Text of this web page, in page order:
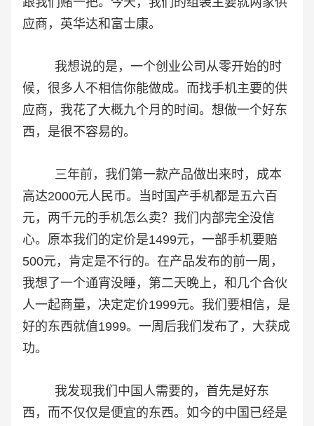
应商，英华达和富士康。
我想说的是，一个创业公司从零开始的时
候，很多人不相信你能做成。而找手机主要的供
应商，我花了大概九个月的时间。想做一个好东
西，是很不容易的。
三年前，我们第一款产品做出来时，成本
高达2000元人民币。当时国产手机都是五六百
元，两千元的手机怎么卖？我们内部完全没信
心。原本我们的定价是1499元，一部手机要赔
500元，肯定是不行的。在产品发布的前一周，
我想了一个通宵没睡，第二天晚上，和几个合伙
人一起商量，决定定价1999元。我们要相信，是
好的东西就值1999。一周后我们发布了，大获成
功。
我发现我们中国人需要的，首先是好东
西，而不仅仅是便宜的东西。如今的中国已经是